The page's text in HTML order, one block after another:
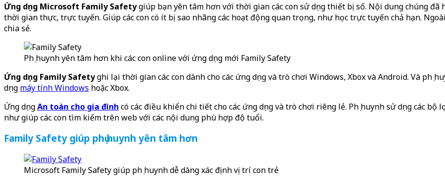
Ứng dụng Microsoft Family Safetygiúp bạn yên tâm hơn với thời gian các con sử dụng thiết bị số. Nội dung chúng đã
thời gian thực, trực tuyến. Giúp các con có ít bị sao nhãng các hoạt động quan trọng, như học trực tuyến chả hạn.
chia sẻ.
Phụ huynh yên tâm hơn khi các con online với ứng dụng mới Family Safety
Ứng dụng Family Safetyghi lại thời gian các con dành cho các ứng dụng và trò chơi Windows, Xbox và Android. Và phụ
dụng máy tính Windows hoặc Xbox.
Ứng dụngAn toàn cho gia đình có các điều khiển chi tiết cho các ứng dụng và trò chơi riêng lẻ. Phụ huynh sử dụng các
như giúp các con tìm kiếm trên web với các nội dung phù hợp độ tuổi.
Family Safety giúp phụ huynh yên tâm hơn
Microsoft Family Safety giúp phụ huynh dễ dàng xác định vị trí con trẻ